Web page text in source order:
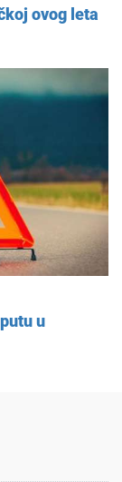
ovog leta
u